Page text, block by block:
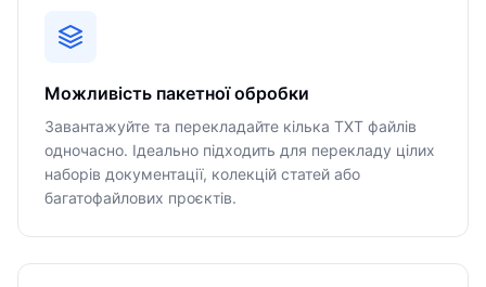
Можливість пакетної обробки
Завантажуйте та перекладайте кілька TXT файлів
одночасно. Ідеально підходить для перекладу цілих
наборів документації, колекцій статей або
багатофайлових проєктів.